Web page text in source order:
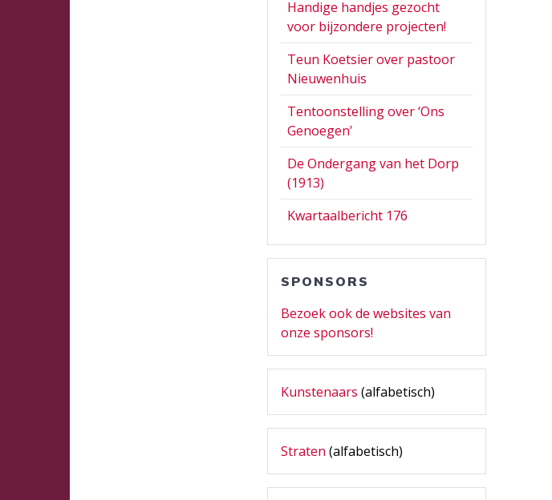
Handige handjes gezocht
voor bijzondere projecten!
Teun Koetsier over pastoor
Nieuwenhuis
Tentoonstelling over ‘Ons
Genoegen’
De Ondergang van het Dorp
(1913)
Kwartaalbericht 176
SPONSORS
Bezoek ook de websites van
onze sponsors!
Kunstenaars (alfabetisch)
Straten (alfabetisch)